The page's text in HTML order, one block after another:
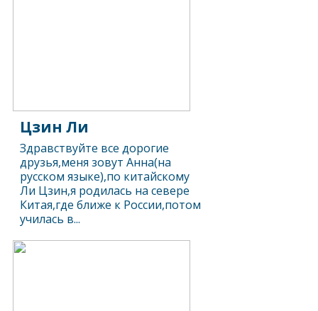
Цзин Ли
Здравствуйте все дорогие
друзья,меня зовут Анна(на
русском языке),по китайскому
Ли Цзин,я родилась на севере
Китая,где ближе к России,потом
училась в...